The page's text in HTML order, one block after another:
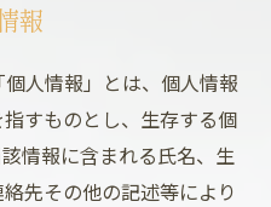
報
人情報」とは、個人情報
すものとし、生存する個
情報に含まれる氏名、生
先その他の記述等により